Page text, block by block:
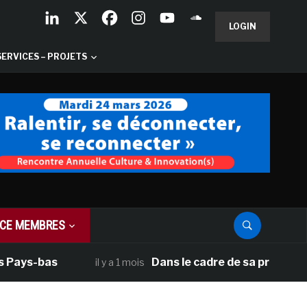
LOGIN
– PROJETS
MEMBRES
bas il y a 1 mois Dans le cadre de sa